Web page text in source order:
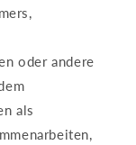
oder andere
als